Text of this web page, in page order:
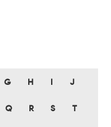
G H J
Q R S T